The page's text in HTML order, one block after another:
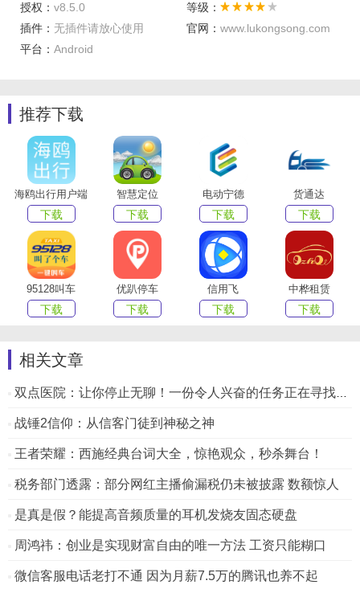
授权： v8.5.0
等级：
插件： 无插件请放心使用 官网： www.lukongsong.com
平台： Android
推荐下载
海鸥出行用户端
下载
智慧定位
下载
电动宁德
下载
货通达
下载
95128叫车
下载
优趴停车
下载
信用飞
下载
中桦租赁
下载
相关文章
双点医院：让你停止无聊！一份令人兴奋的任务正在寻找你！
战锤2信仰：从信客门徒到神秘之神
王者荣耀：西施经典台词大全，惊艳观众，秒杀舞台！
税务部门透露：部分网红主播偷漏税仍未被披露 数额惊人
是真是假？能提高音频质量的耳机发烧友固态硬盘
周鸿祎：创业是实现财富自由的唯一方法 工资只能糊口
微信客服电话老打不通 因为月薪7.5万的腾讯也养不起